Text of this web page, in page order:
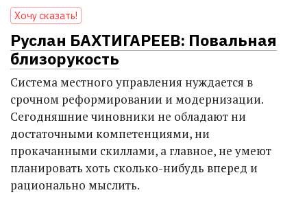
Хочу сказать!
Руслан БАХТИГАРЕЕВ: Повальная
близорукость
Система местного управления нуждается в
срочном реформировании и модернизации.
Сегодняшние чиновники не обладают ни
достаточными компетенциями, ни
прокачанными скиллами, а главное, не умеют
планировать хоть сколько-нибудь вперед и
рационально мыслить.